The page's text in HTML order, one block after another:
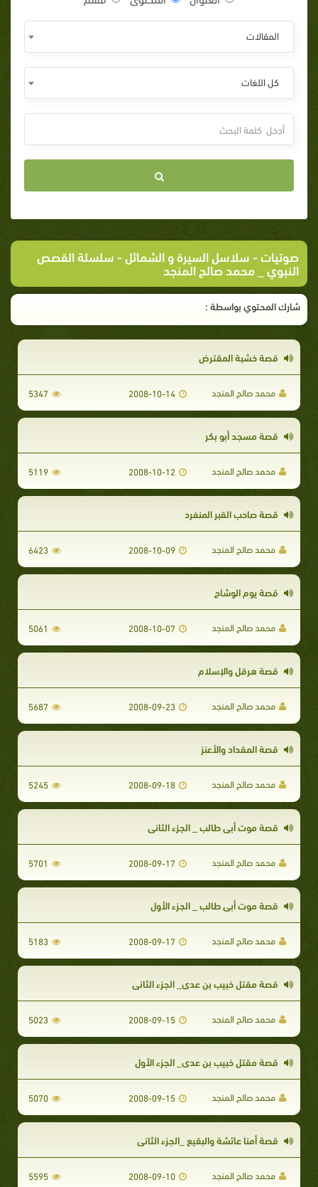
المقالات
كل اللغات
صوتيات -سلاسل السيرة و الشمائل - سلسلة القصص
النبوي _ محمد صالح المنجد
شارك المحتوي بواسطة :
قصة خشبة المقترض
محمد صالح المنجد 2008-10-14
5347
قصة مسجد أبو بكر
محمد صالح المنجد 2008-10-12
5119
قصة صاحب القبر المنفرد
محمد صالح المنجد 2008-10-09
6423
قصة يوم الوشاح
محمد صالح المنجد 2008-10-07
5061
قصة هرقل والإسلام
محمد صالح المنجد 2008-09-23
5687
قصة المقداد والأعنز
محمد صالح المنجد 2008-09-18
5245
قصة موت أبي طالب _ الجزء الثاني
محمد صالح المنجد 2008-09-17
5701
قصة موت أبي طالب _ الجزء الأول
محمد صالح المنجد 2008-09-17
5183
قصة مقتل خبيب بن عدي_ الجزء الثاني
محمد صالح المنجد 2008-09-15
5023
قصة مقتل خبيب بن عدي_ الجزء الأول
محمد صالح المنجد 2008-09-15
5070
قصة أمنا عائشة والبقيع _الجزء الثاني
محمد صالح المنجد 2008-09-10
5595